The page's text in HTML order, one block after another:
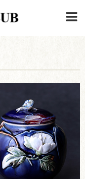
連絡先・駐車場